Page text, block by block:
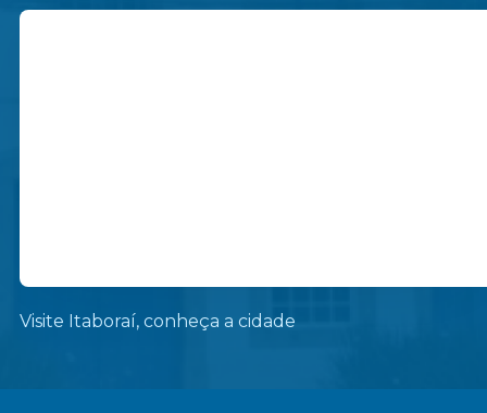
Visite Itaboraí, conheça a cidade